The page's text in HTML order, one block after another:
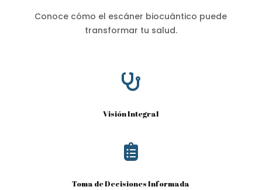
Conoce cómo el escáner biocuántico puede
transformar tu salud.

Visión Integral

Toma de Decisiones Informada